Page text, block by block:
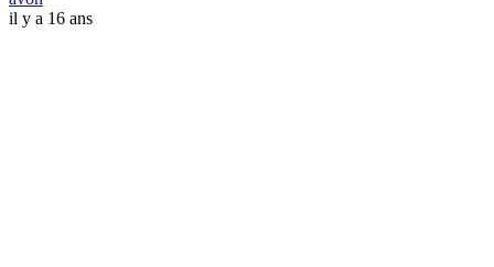
il y a 16 ans